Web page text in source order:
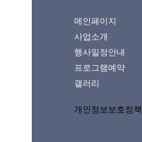
메인페이지
사업소개
행사일정안내
프로그램예약
갤러리
개인정보보호정책